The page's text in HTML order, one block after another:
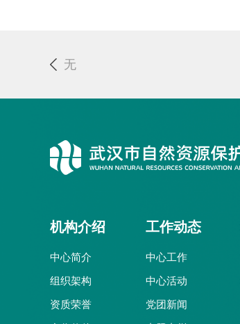
无
机构介绍
中心简介
组织架构
资质荣誉
工作动态
中心工作
中心活动
党团新闻